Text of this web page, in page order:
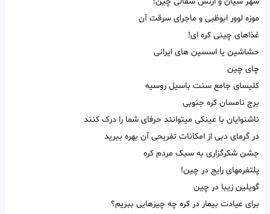
موزه لوور ابوظبی و ماجرای سرقت آن
غذاهای چینی کره ای!
حشاشین یا اسسین های ایرانی
چای چین
کلیسای جامع سنت باسیل روسیه
برج نامسان کره جنوبی
ناشنوایان با عینکی میتوانند حرفای شما را درک کنند
در گرمای دبی از امکانات تفریحی آن بهره ببرید
جشن شکرگزاری به سبک مردم کره
پلتفرمهای رایج در چین!
گویلین زیبا در چین
برای عیادت بیمار در کره چه چیزهایی ببریم؟